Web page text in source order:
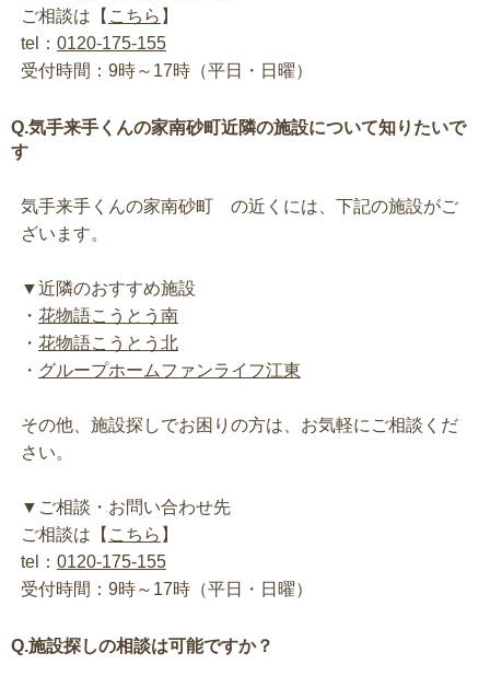
ご相談は【 こちら 】
tel： 0120-175-155
受付時間：9時～17時（平日・日曜）
Q.気手来手くんの家南砂町近隣の施設について知りたいで
す
気手来手くんの家南砂町 の近くには、下記の施設がご
ざいます。
▼近隣のおすすめ施設
・ 花物語こうとう南
・ 花物語こうとう北
・ グループホームファンライフ江東
その他、施設探しでお困りの方は、お気軽にご相談くだ
さい。
▼ご相談・お問い合わせ先
ご相談は【 こちら 】
tel： 0120-175-155
受付時間：9時～17時（平日・日曜）
Q.施設探しの相談は可能ですか？